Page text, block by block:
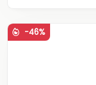
-46%